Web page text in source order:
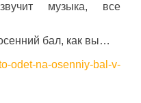
музыка, все
бал, как вы…
odet-na-osenniy-bal-v-